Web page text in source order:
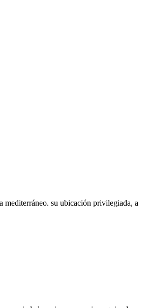
mediterráneo. su ubicación privilegiada, a